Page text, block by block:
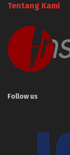
Tentang Kami
Follow us